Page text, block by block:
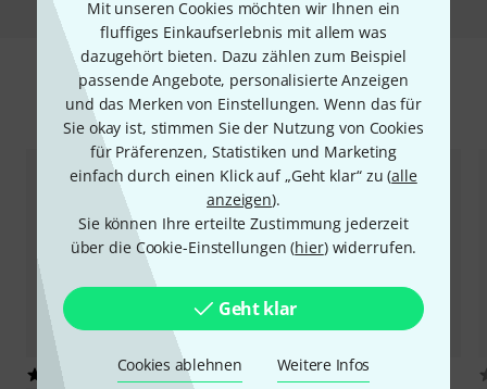
Mit unseren Cookies möchten wir Ihnen ein
fluffiges Einkaufserlebnis mit allem was
dazugehört bieten. Dazu zählen zum Beispiel
passende Angebote, personalisierte Anzeigen
und das Merken von Einstellungen. Wenn das für
Sie okay ist, stimmen Sie der Nutzung von Cookies
für Präferenzen, Statistiken und Marketing
einfach durch einen Klick auf „Geht klar“ zu (alle
anzeigen).
Sie können Ihre erteilte Zustimmung jederzeit
über die Cookie-Einstellungen (hier) widerrufen.
Geht klar
Cookies ablehnen Weitere Infos
Zubehör & passende Artikel
39 4